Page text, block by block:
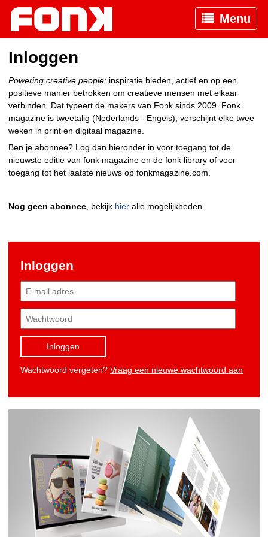
Menu
Inloggen
Powering creative people: inspiratie bieden, actief en op een
positieve manier betrokken om creatieve mensen met elkaar
verbinden. Dat typeert de makers van Fonk sinds 2009. Fonk
magazine is tweetalig (Nederlands - Engels), verschijnt elke twee
weken in print èn digitaal magazine.
Ben je abonnee? Log dan hieronder in voor toegang tot de
nieuwste editie van fonk magazine en de fonk library of voor
toegang tot het laatste nieuws op fonkmagazine.com.
Nog geen abonnee , bekijk hier alle mogelijkheden.
Inloggen
Inloggen
Wachtwoord vergeten? Vraag een nieuwe wachtwoord aan